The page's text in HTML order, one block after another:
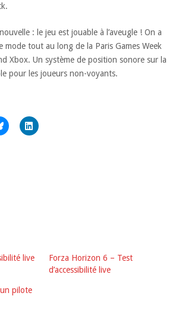
: le jeu est jouable à l’aveugle ! On a
mode tout au long de la Paris Games Week
Xbox. Un système de position sonore sur la
pour les joueurs non-voyants.
live
Forza Horizon 6 – Test
d’accessibilité live
pilote